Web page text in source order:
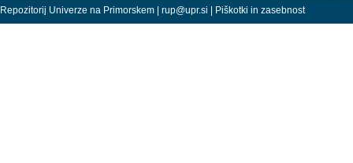
Repozitorij Univerze na Primorskem | rup@upr.si | Piškotki in zasebnost